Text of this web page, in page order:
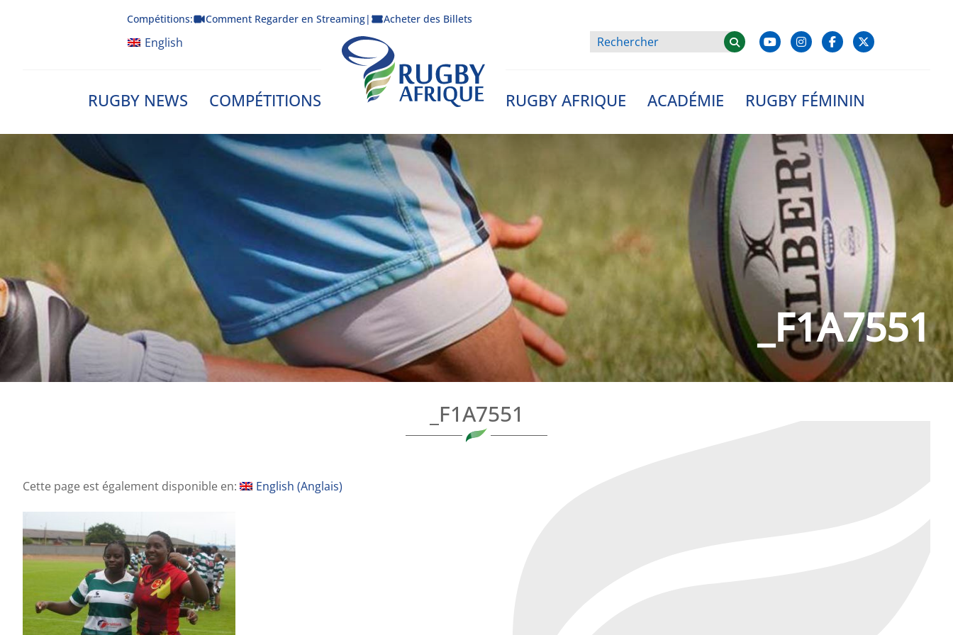
Compétitions: Comment Regarder en Streaming| Acheter des Billets
English
RUGBY NEWS COMPÉTITIONS
Rugby Afrique
RUGBY AFRIQUE ACADÉMIE RUGBY FÉMININ
_F1A7551
_F1A7551
Cette page est également disponible en: English (Anglais)